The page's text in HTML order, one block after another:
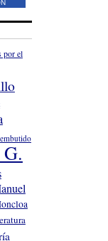
por el
embutido